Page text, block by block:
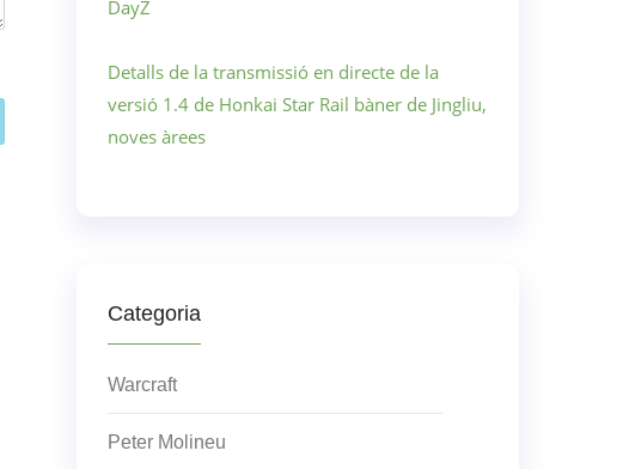
DayZ
Detalls de la transmissió en directe de la
versió 1.4 de Honkai Star Rail bàner de Jingliu,
noves àrees
Categoria
Warcraft
Peter Molineu